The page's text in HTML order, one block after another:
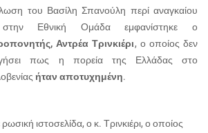
του Βασίλη Σπανούλη περί αναγκαίου
στην Εθνική Ομάδα εμφανίστηκε ο
Αντρέα Τρινκιέρι, ο οποίος δεν
πως η πορεία της Ελλάδας στο
ήταν αποτυχημένη.
ιστοσελίδα, ο κ. Τρινκιέρι, ο οποίος